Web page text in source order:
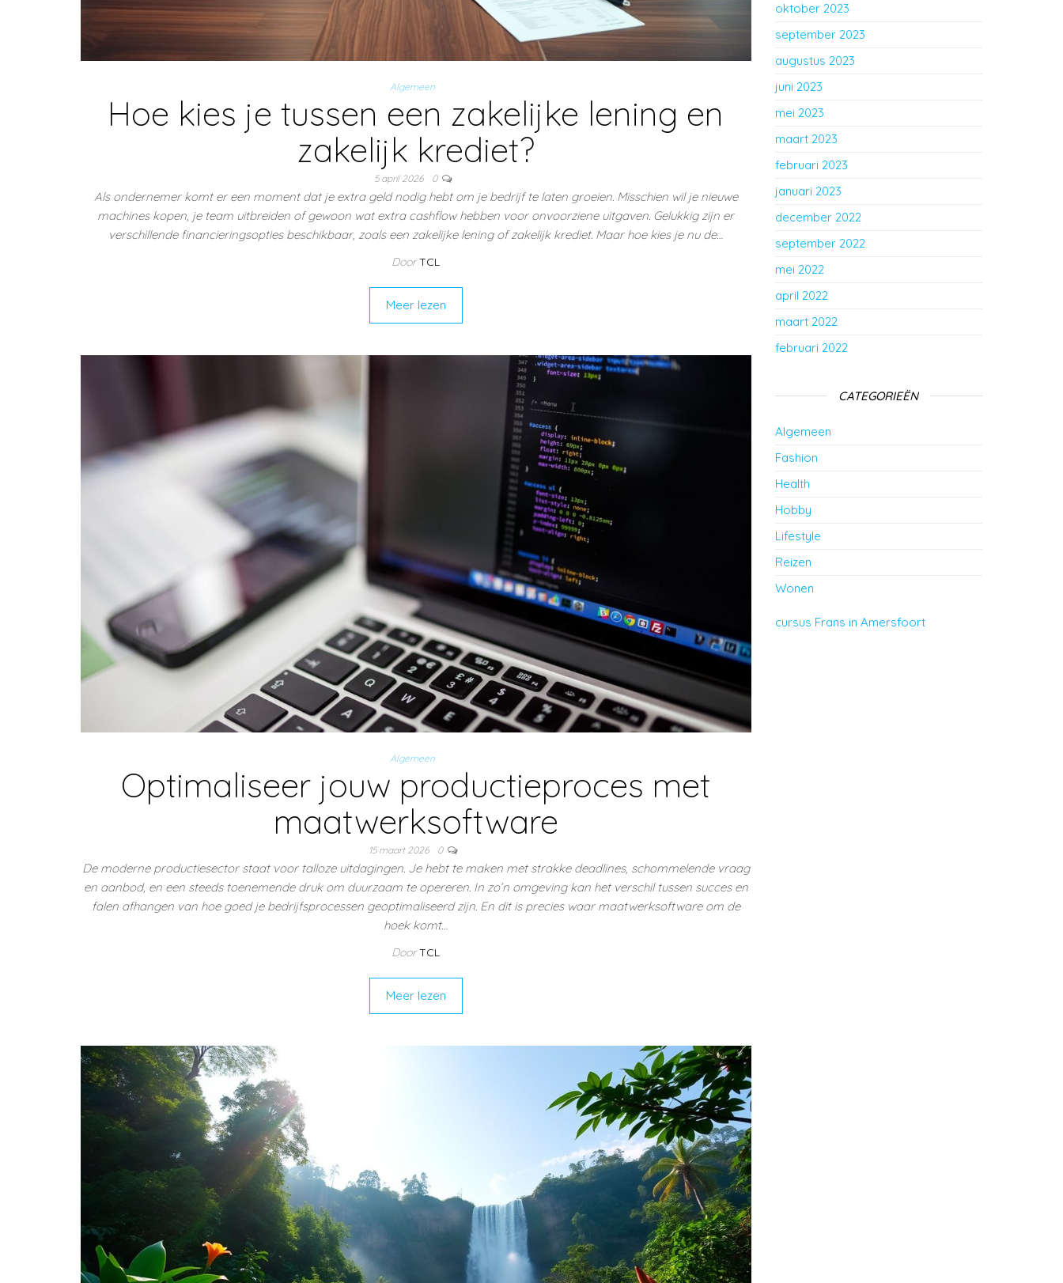
Algemeen
Hoe kies je tussen een zakelijke lening en
zakelijk krediet?
5 april 2026 0
Als ondernemer komt er een moment dat je extra geld nodig hebt om je bedrijf te laten groeien. Misschien wil je nieuwe
machines kopen, je team uitbreiden of gewoon wat extra cashflow hebben voor onvoorziene uitgaven. Gelukkig zijn er
verschillende financieringsopties beschikbaar, zoals een zakelijke lening of zakelijk krediet. Maar hoe kies je nu de…
Door TCL
Meer lezen
Algemeen
Optimaliseer jouw productieproces met
maatwerksoftware
15 maart 2026 0
De moderne productiesector staat voor talloze uitdagingen. Je hebt te maken met strakke deadlines, schommelende vraag
en aanbod, en een steeds toenemende druk om duurzaam te opereren. In zo’n omgeving kan het verschil tussen succes en
falen afhangen van hoe goed je bedrijfsprocessen geoptimaliseerd zijn. En dit is precies waar maatwerksoftware om de
hoek komt…
Door TCL
Meer lezen
oktober 2023
september 2023
augustus 2023
juni 2023
mei 2023
maart 2023
februari 2023
januari 2023
december 2022
september 2022
mei 2022
april 2022
maart 2022
februari 2022
CATEGORIEËN
Algemeen
Fashion
Health
Hobby
Lifestyle
Reizen
Wonen
cursus Frans in Amersfoort